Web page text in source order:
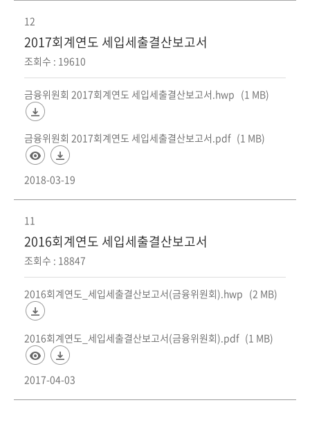
12
2017회계연도 세입세출결산보고서
조회수 : 19610
금융위원회 2017회계연도 세입세출결산보고서.hwp (1 MB)
금융위원회 2017회계연도 세입세출결산보고서.pdf (1 MB)
2018-03-19
11
2016회계연도 세입세출결산보고서
조회수 : 18847
2016회계연도_세입세출결산보고서(금융위원회).hwp (2 MB)
2016회계연도_세입세출결산보고서(금융위원회).pdf (1 MB)
2017-04-03